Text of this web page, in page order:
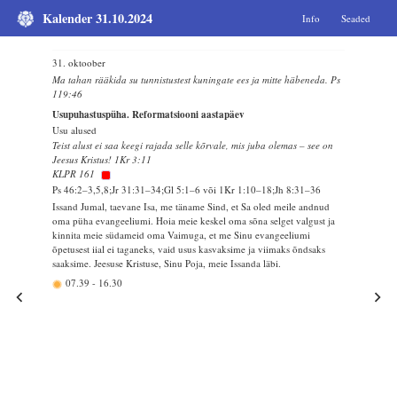
Kalender 31.10.2024 Info Seaded
31. oktoober
Ma tahan rääkida su tunnistustest kuningate ees ja mitte häbeneda. Ps
119:46
Usupuhastuspüha. Reformatsiooni aastapäev
Usu alused
Teist alust ei saa keegi rajada selle kõrvale, mis juba olemas – see on
Jeesus Kristus! 1Kr 3:11
KLPR 161
Ps 46:2–3,5,8;Jr 31:31–34;Gl 5:1–6 või 1Kr 1:10–18;Jh 8:31–36
Issand Jumal, taevane Isa, me täname Sind, et Sa oled meile andnud
oma püha evangeeliumi. Hoia meie keskel oma sõna selget valgust ja
kinnita meie südameid oma Vaimuga, et me Sinu evangeeliumi
õpetusest iial ei taganeks, vaid usus kasvaksime ja viimaks õndsaks
saaksime. Jeesuse Kristuse, Sinu Poja, meie Issanda läbi.
07.39 - 16.30